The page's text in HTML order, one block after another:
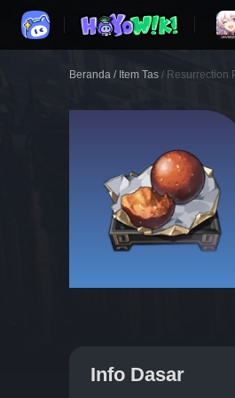
Beranda / Item Tas / Resurrection
Info Dasar